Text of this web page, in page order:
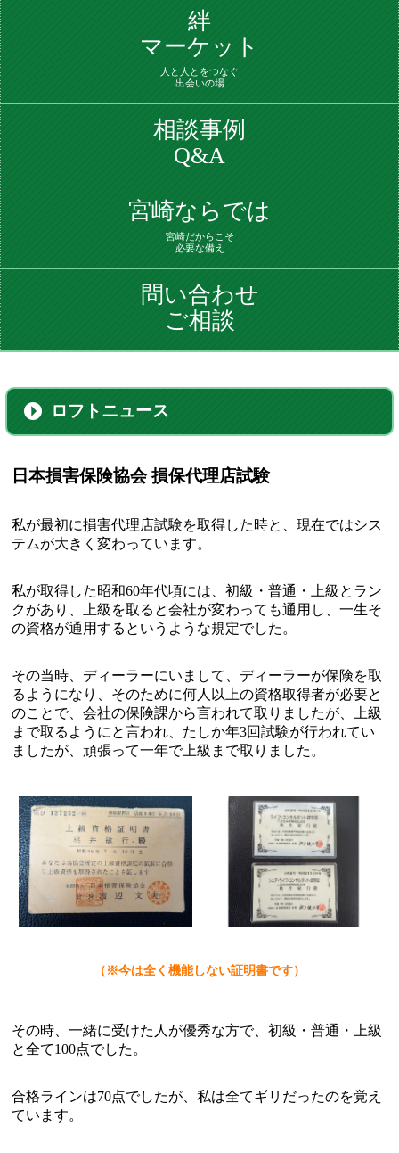
絆
マーケット
人と人とをつなぐ
出会いの場
相談事例
Q&A
宮崎ならでは
宮崎だからこそ
必要な備え
問い合わせ
ご相談
ロフトニュース
日本損害保険協会 損保代理店試験
私が最初に損害代理店試験を取得した時と、現在ではシス
テムが大きく変わっています。
私が取得した昭和60年代頃には、初級・普通・上級とラン
クがあり、上級を取ると会社が変わっても通用し、一生そ
の資格が通用するというような規定でした。
その当時、ディーラーにいまして、ディーラーが保険を取
るようになり、そのために何人以上の資格取得者が必要と
のことで、会社の保険課から言われて取りましたが、上級
まで取るようにと言われ、たしか年3回試験が行われてい
ましたが、頑張って一年で上級まで取りました。
（※今は全く機能しない証明書です）
その時、一緒に受けた人が優秀な方で、初級・普通・上級
と全て100点でした。
合格ラインは70点でしたが、私は全てギリだったのを覚え
ています。